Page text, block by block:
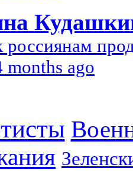
россиянам
months ago